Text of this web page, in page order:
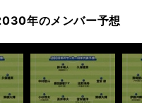
年のメンバー予想